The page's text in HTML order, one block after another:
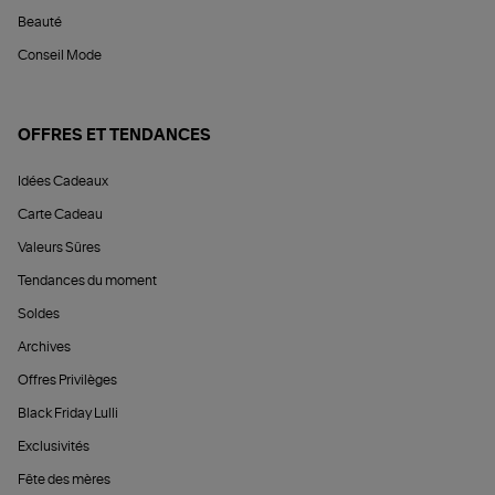
Beauté
Conseil Mode
OFFRES ET TENDANCES
Idées Cadeaux
Carte Cadeau
Valeurs Sûres
Tendances du moment
Soldes
Archives
Offres Privilèges
Black Friday Lulli
Exclusivités
Fête des mères